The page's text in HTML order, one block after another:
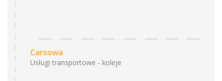
Carsowa
Usługi transportowe - koleje